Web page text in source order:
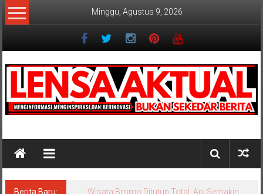
Lompat
ke
Minggu, Agustus 9, 2026
Berita Baru:
Wisata Bromo Ditutup Total, Api Semakin